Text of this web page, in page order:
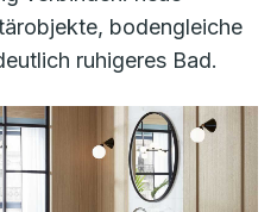
bodengleiche
ruhigeres Bad.